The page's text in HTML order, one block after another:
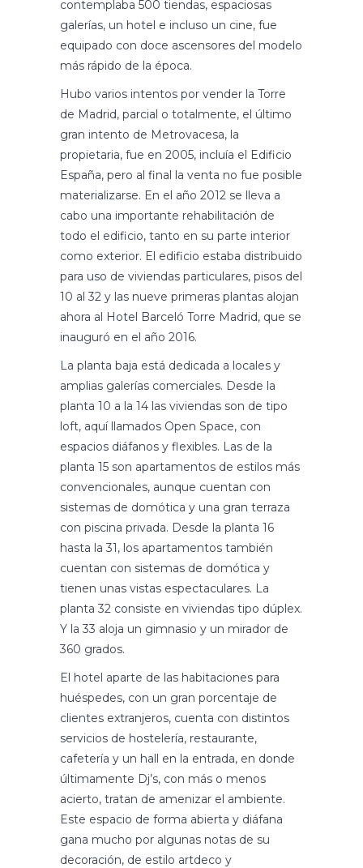
contemplaba 500 tiendas, espaciosas
galerías, un hotel e incluso un cine, fue
equipado con doce ascensores del modelo
más rápido de la época.
Hubo varios intentos por vender la Torre
de Madrid, parcial o totalmente, el último
gran intento de Metrovacesa, la
propietaria, fue en 2005, incluía el Edificio
España, pero al final la venta no fue posible
materializarse. En el año 2012 se lleva a
cabo una importante rehabilitación de
todo el edificio, tanto en su parte interior
como exterior. El edificio estaba distribuido
para uso de viviendas particulares, pisos del
10 al 32 y las nueve primeras plantas alojan
ahora al Hotel Barceló Torre Madrid, que se
inauguró en el año 2016.
La planta baja está dedicada a locales y
amplias galerías comerciales. Desde la
planta 10 a la 14 las viviendas son de tipo
loft, aquí llamados Open Space, con
espacios diáfanos y flexibles. Las de la
planta 15 son apartamentos de estilos más
convencionales, aunque cuentan con
sistemas de domótica y una gran terraza
con piscina privada. Desde la planta 16
hasta la 31, los apartamentos también
cuentan con sistemas de domótica y
tienen unas vistas espectaculares. La
planta 32 consiste en viviendas tipo dúplex.
Y la 33 aloja un gimnasio y un mirador de
360 grados.
El hotel aparte de las habitaciones para
huéspedes, con un gran porcentaje de
clientes extranjeros, cuenta con distintos
servicios de hostelería, restaurante,
cafetería y un hall en la entrada, en donde
últimamente Dj’s, con más o menos
acierto, tratan de amenizar el ambiente.
Este espacio de forma abierta y diáfana
gana mucho por algunas notas de su
decoración, de estilo artdeco y